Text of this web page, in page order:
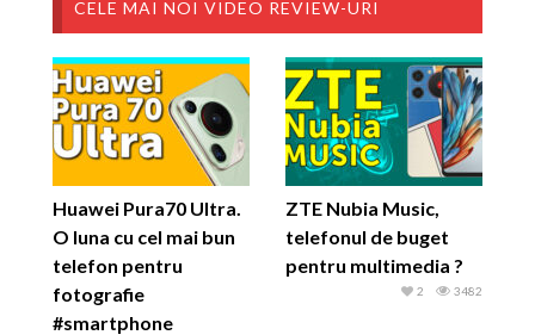
CELE MAI NOI VIDEO REVIEW-URI
Huawei Pura70 Ultra.
O luna cu cel mai bun
telefon pentru
fotografie
#smartphone
ZTE Nubia Music,
telefonul de buget
pentru multimedia ?
3482
2